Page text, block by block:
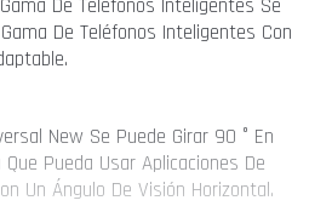
De Teléfonos Inteligentes Se
De Teléfonos Inteligentes Con
New Se Puede Girar 90 ° En
Pueda Usar Aplicaciones De
Un Ángulo De Visión Horizontal.